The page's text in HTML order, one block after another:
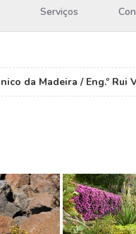
Serviços
da Madeira / Eng.º Rui